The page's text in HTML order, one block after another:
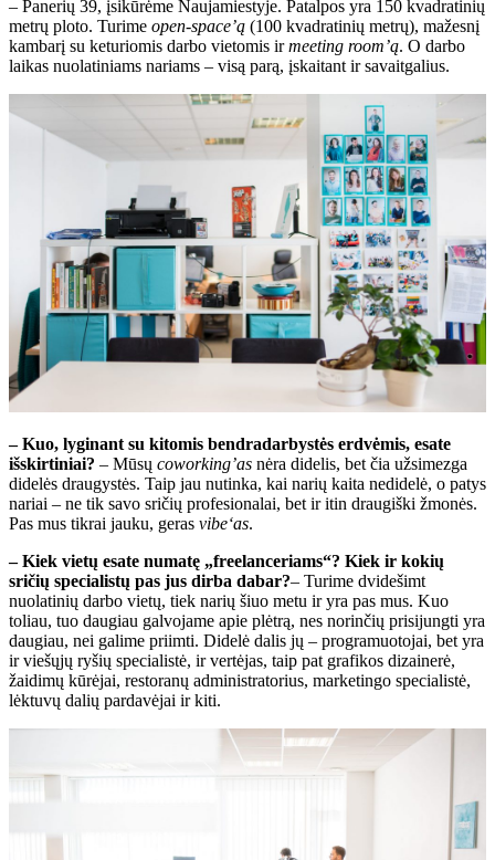
– Panerių 39, įsikūrėme Naujamiestyje. Patalpos yra 150 kvadratinių
metrų ploto. Turime open-space’ą (100 kvadratinių metrų), mažesnį
kambarį su keturiomis darbo vietomis irmeeting room’ą. O darbo
laikas nuolatiniams nariams – visą parą, įskaitant ir savaitgalius.
– Kuo, lyginant su kitomis bendradarbystės erdvėmis, esate
išskirtiniai? – Mūsų coworking’as nėra didelis, bet čia užsimezga
didelės draugystės. Taip jau nutinka, kai narių kaita nedidelė, o patys
nariai – ne tik savo sričių profesionalai, bet ir itin draugiški žmonės.
Pas mus tikrai jauku, geras vibe‘as.
– Kiek vietų esate numatę „freelanceriams“? Kiek ir kokių
sričių specialistų pas jus dirba dabar?– Turime dvidešimt
nuolatinių darbo vietų, tiek narių šiuo metu ir yra pas mus. Kuo
toliau, tuo daugiau galvojame apie plėtrą, nes norinčių prisijungti yra
daugiau, nei galime priimti. Didelė dalis jų – programuotojai, bet yra
ir viešųjų ryšių specialistė, ir vertėjas, taip pat grafikos dizainerė,
žaidimų kūrėjai, restoranų administratorius, marketingo specialistė,
lėktuvų dalių pardavėjai ir kiti.